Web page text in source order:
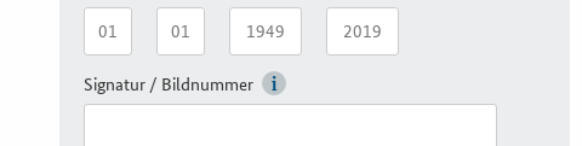
Signatur / Bildnummer